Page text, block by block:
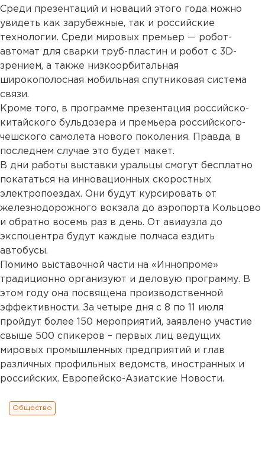
Среди презентаций и новаций этого года можно
увидеть как зарубежные, так и российские
технологии. Среди мировых премьер — робот-
автомат для сварки труб-пластин и робот с 3D-
зрением, а также низкоорбитальная
широкополосная мобильная спутниковая система
связи.
Кроме того, в программе презентация российско-
китайского бульдозера и премьера российского-
чешского самолета нового поколения. Правда, в
последнем случае это будет макет.
В дни работы выставки уральцы смогут бесплатно
покататься на инновационных скоростных
электропоездах. Они будут курсировать от
железнодорожного вокзала до аэропорта Кольцово
и обратно восемь раз в день. От авиаузла до
экспоцентра будут каждые полчаса ездить
автобусы.
Помимо выставочной части на «Иннопроме»
традиционно организуют и деловую программу. В
этом году она посвящена производственной
эффективности. За четыре дня с 8 по 11 июля
пройдут более 150 мероприятий, заявлено участие
свыше 500 спикеров – первых лиц ведущих
мировых промышленных предприятий и глав
различных профильных ведомств, иностранных и
российских. Европейско-Азиатские Новости.
Общество